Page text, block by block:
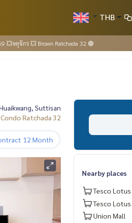
THB
💥จตุจักร 💥 Brown Ratchada 32 🔴
Suttisan
Ratchada 32
12 Month
Nearby places
Tesco Lotus
Tesco
Union Mall